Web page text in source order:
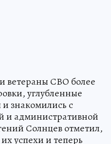
ветераны СВО более
углубленные
и знакомились с
и административной
Солнцев отметил,
успехи и теперь